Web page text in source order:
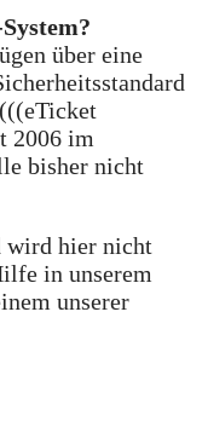
über eine
2006 im
bisher nicht
wird hier nicht
in unserem
unserer